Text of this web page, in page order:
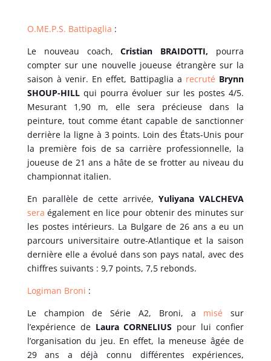
O.ME.P.S. Battipaglia :
Le nouveau coach,Cristian BRAIDOTTI, pourra
compter sur une nouvelle joueuse étrangère sur la
saison à venir. En effet, Battipaglia a recruté Brynn
SHOUP-HILLqui pourra évoluer sur les postes 4/5.
Mesurant 1,90 m, elle sera précieuse dans la
peinture, tout comme étant capable de sanctionner
derrière la ligne à 3 points. Loin des États-Unis pour
la première fois de sa carrière professionnelle, la
joueuse de 21 ans a hâte de se frotter au niveau du
championnat italien.
En parallèle de cette arrivée,Yuliyana VALCHEVA
sera également en lice pour obtenir des minutes sur
les postes intérieurs. La Bulgare de 26 ans a eu un
parcours universitaire outre-Atlantique et la saison
dernière elle a évolué dans son pays natal, avec des
chiffres suivants : 9,7 points, 7,5 rebonds.
Logiman Broni :
Le champion de Série A2, Broni, a misé sur
l’expérience de Laura CORNELIUS pour lui confier
l’organisation du jeu. En effet, la meneuse âgée de
29 ans a déjà connu différentes expériences,